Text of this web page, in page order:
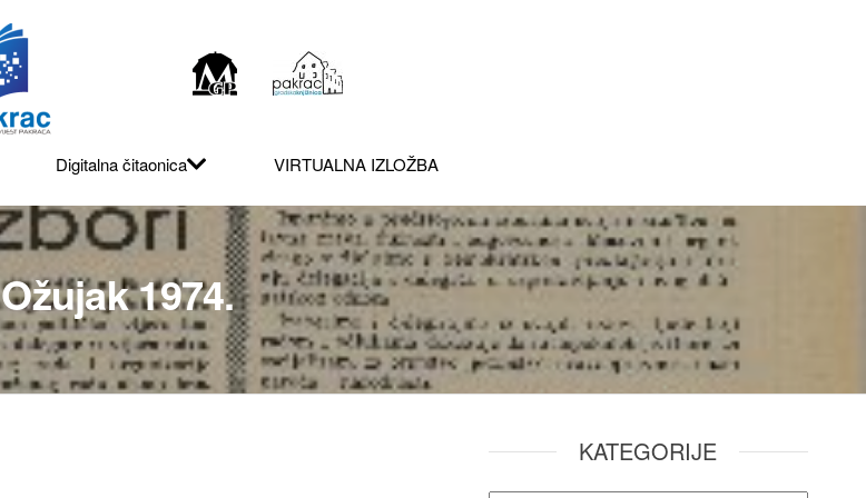
Digitalna čitaonica VIRTUALNA IZLOŽBA
Ožujak 1974.
KATEGORIJE